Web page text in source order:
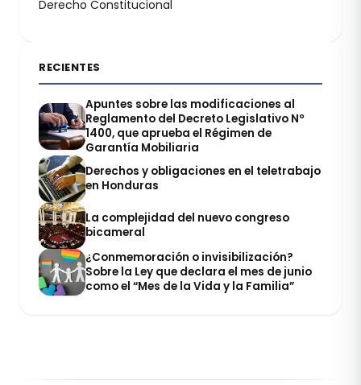
Derecho Constitucional
RECIENTES
Apuntes sobre las modificaciones al
Reglamento del Decreto Legislativo Nº
1400, que aprueba el Régimen de
Garantía Mobiliaria
Derechos y obligaciones en el teletrabajo
en Honduras
La complejidad del nuevo congreso
bicameral
¿Conmemoración o invisibilización?
Sobre la Ley que declara el mes de junio
como el “Mes de la Vida y la Familia”